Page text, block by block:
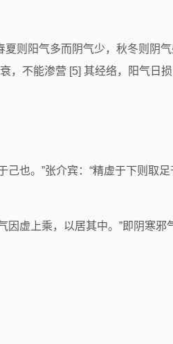
则阳气多而阴气少，秋冬则阴
不能渗营 [5] 其经络，阳气日
己也。”张介宾：“精虚于下则取
因虚上乘，以居其中。”即阴寒邪